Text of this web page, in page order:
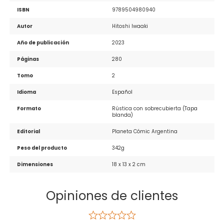
ISBN
Autor Hitoshi Iwaaki
Año de publicación 2023
Páginas 280
Tomo 2
Idioma Español
Formato
Rústica con sobrecubierta (Tapa
blanda)
Editorial Planeta Cómic Argentina
Peso del producto 342g
Dimensiones 18 x 13 x 2 cm
Opiniones de clientes